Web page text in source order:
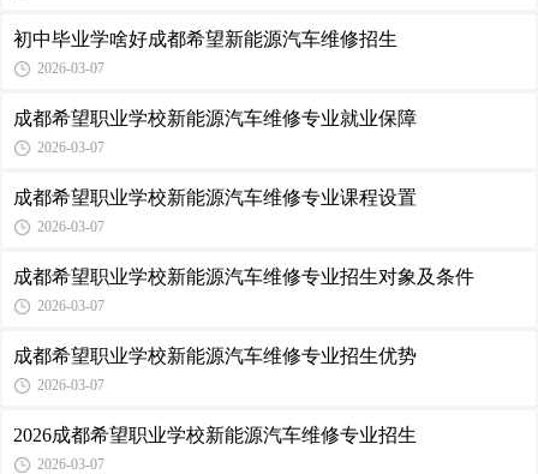
初中毕业学啥好成都希望新能源汽车维修招生
2026-03-07
成都希望职业学校新能源汽车维修专业就业保障
2026-03-07
成都希望职业学校新能源汽车维修专业课程设置
2026-03-07
成都希望职业学校新能源汽车维修专业招生对象及条件
2026-03-07
成都希望职业学校新能源汽车维修专业招生优势
2026-03-07
2026成都希望职业学校新能源汽车维修专业招生
2026-03-07